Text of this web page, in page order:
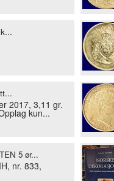
2017, 3,11 gr.
kun...
5 ør...
nr. 833,